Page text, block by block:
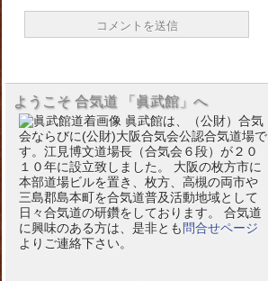
ようこそ 合気道 「眞武館」へ
眞武館は、（公財）合気
会ならびに(公財)大阪合気会公認合気道場で
す。江見博文道場長（合気会６段）が２０
１０年に設立致しました。 大阪の枚方市に
本部道場ビルを置き、枚方、高槻の両市や
三島郡島本町を合気道普及活動地域として
日々合気道の研鑽をしております。 合気道
に興味のある方は、是非とも 問合せページ
よりご連絡下さい。